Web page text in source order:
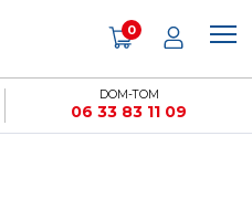
DOM-TOM
06 33 83 11 09
0